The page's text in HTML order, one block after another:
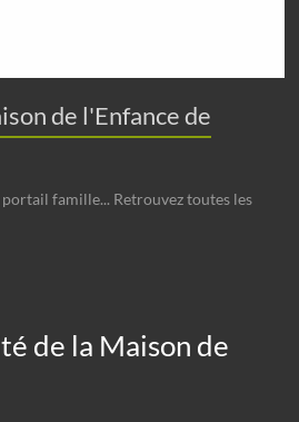
de l'Enfance de
famille... Retrouvez toutes les
de la Maison de